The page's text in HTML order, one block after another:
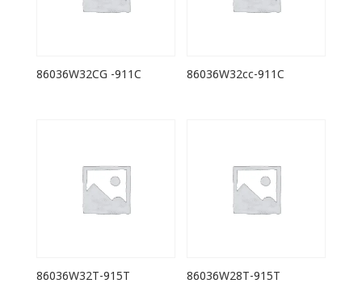
86036W32CG -911C 86036W32cc-911C
86036W32T-915T 86036W28T-915T